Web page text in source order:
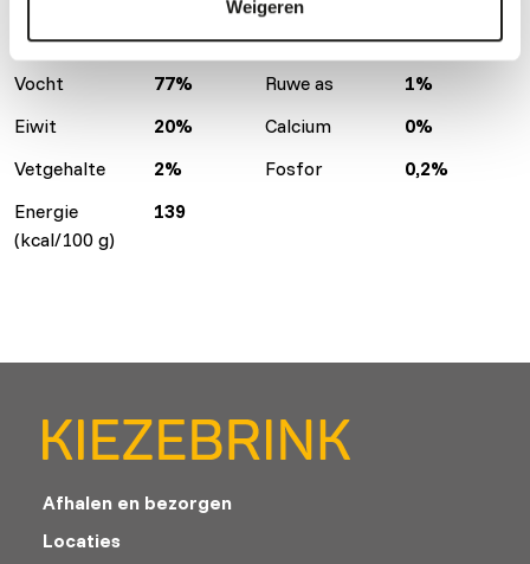
Weigeren
Analytische bestanddelen
Vocht 77% Ruwe as
1%
Eiwit
20% Calcium
0%
Vetgehalte
2% Fosfor
0,2%
Energie
(kcal/100 g)
139
Afhalen en bezorgen
Locaties